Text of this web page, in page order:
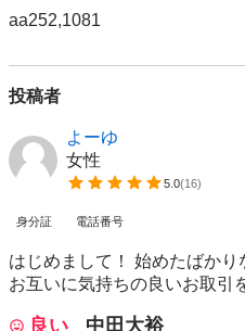
aa252,1081
投稿者
よーゆ
女性
5.0(16)
身分証 電話番号
はじめまして！ 始めたばか
お互いに気持ちの良いお取引
良い 中田大裕